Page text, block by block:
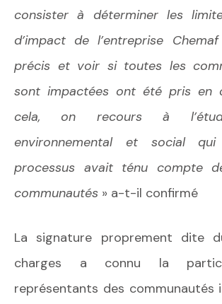
consister à déterminer les
d’impact de l’entreprise
précis et voir si toutes les
sont impactées ont été pris en
cela, on recours à
environnemental et social
processus avait ténu compte
communautés » a-t-il confirmé
La signature proprement dite
charges a connu la
représentants des communautés